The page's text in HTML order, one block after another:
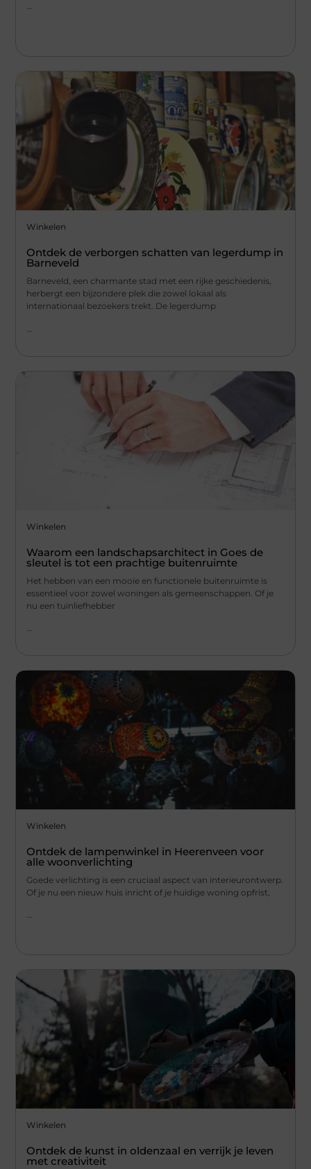
...
Winkelen
Ontdek de verborgen schatten van legerdump in
Barneveld
Barneveld, een charmante stad met een rijke geschiedenis,
herbergt een bijzondere plek die zowel lokaal als
internationaal bezoekers trekt. De legerdump
Winkelen
Waarom een landschapsarchitect in Goes de
sleutel is tot een prachtige buitenruimte
Het hebben van een mooie en functionele buitenruimte is
essentieel voor zowel woningen als gemeenschappen. Of je
nu een tuinliefhebber
Winkelen
Ontdek de lampenwinkel in Heerenveen voor
alle woonverlichting
Goede verlichting is een cruciaal aspect van interieurontwerp.
Of je nu een nieuw huis inricht of je huidige woning opfrist,
...
Winkelen
Ontdek de kunst in oldenzaal en verrijk je leven
met creativiteit